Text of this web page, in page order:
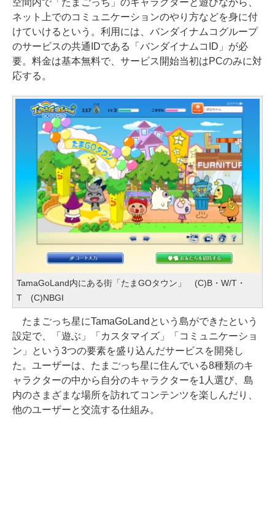
空間内で「たまごっち」のキャラクターと遊びながら、
ネット上でのコミュニケーションのやり方などを身に付
けていけるという。利用には、バンダイナムコグループ
のサービスの共通IDである「バンダイナムコID」が必
要。料金は基本無料で、サービス開始当初はPCのみに対
応する。
TamaGoLand内にある街「たまGOタウン」 (C)B・W/T・
T (C)NBGI
たまごっち星にTamaGoLandという島ができたという
設定で、「遊ぶ」「カスタマイズ」「コミュニケーショ
ン」という3つの要素を盛り込んだサービスを開発し
た。ユーザーは、たまごっち星に住んでいる8種類のキ
ャラクターの中から自分のキャラクターを1人選び、島
内のさまざまな場所を訪れてコンテンツを楽しんだり、
他のユーザーと交流する仕組み。